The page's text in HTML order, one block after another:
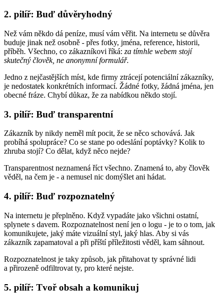
2. pilíř: Buď důvěryhodný
Než vám někdo dá peníze, musí vám věřit. Na internetu se důvěra
buduje jinak než osobně - přes fotky, jména, reference, historii,
příběh. Všechno, co zákazníkovi říká: za tímhle webem stojí
skutečný člověk, ne anonymní formulář.
Jedno z nejčastějších míst, kde firmy ztrácejí potenciální zákazníky,
je nedostatek konkrétních informací. Žádné fotky, žádná jména, jen
obecné fráze. Chybí důkaz, že za nabídkou někdo stojí.
3. pilíř: Buď transparentní
Zákazník by nikdy neměl mít pocit, že se něco schovává. Jak
probíhá spolupráce? Co se stane po odeslání poptávky? Kolik to
zhruba stojí? Co dělat, když něco nejde?
Transparentnost neznamená říct všechno. Znamená to, aby člověk
věděl, na čem je - a nemusel nic domýšlet ani hádat.
4. pilíř: Buď rozpoznatelný
Na internetu je přeplněno. Když vypadáte jako všichni ostatní,
splynete s davem. Rozpoznatelnost není jen o logu - je to o tom, jak
komunikujete, jaký máte vizuální styl, jaký hlas. Aby si vás
zákazník zapamatoval a při příští příležitosti věděl, kam sáhnout.
Rozpoznatelnost je taky způsob, jak přitahovat ty správné lidi
a přirozeně odfiltrovat ty, pro které nejste.
5. pilíř: Tvoř obsah a komunikuj